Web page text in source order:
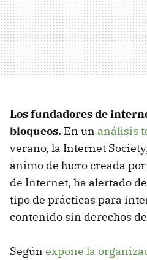
Los fundadores de
bloqueos. En un análisis
verano, la Internet
ánimo de lucro creada
de Internet, ha alertado
tipo de prácticas para
contenido sin derechos
Según expone la